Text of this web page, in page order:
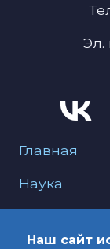
Эл.
Меню для
Главная
Наука
Наш сайт